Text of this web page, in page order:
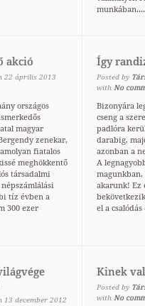
munkában....
akció
22 április 2013
országos
magyar
zenekar,
fiatalos
meghökkentő
társadalmi
tíz évben a
300 ezer
Így
Posted by
with No
Bizonyára
cseng a
padlóra
darabig,
azonban a
A
akarunk! Ez
el a
13 december 2012
Kinek
Posted by
with No